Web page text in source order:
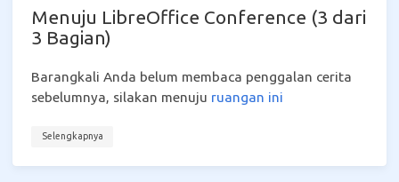
Menuju LibreOffice Conference (3 dari
3 Bagian)
Barangkali Anda belum membaca penggalan cerita
sebelumnya, silakan menuju ruangan ini
Selengkapnya